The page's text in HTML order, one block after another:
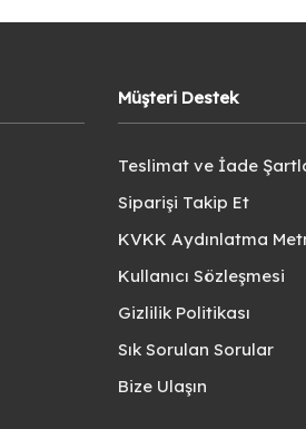
Müşteri Destek
Teslimat ve İade
Siparişi Takip Et
KVKK Aydınlatma
Kullanıcı Sözleşmesi
Gizlilik Politikası
Sık Sorulan Sorular
Bize Ulaşın